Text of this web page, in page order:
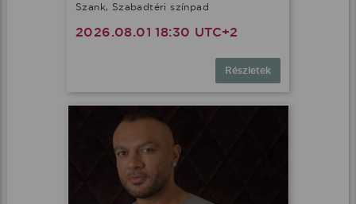
Szank, Szabadtéri színpad
2026.08.01 18:30 UTC+2
Részletek